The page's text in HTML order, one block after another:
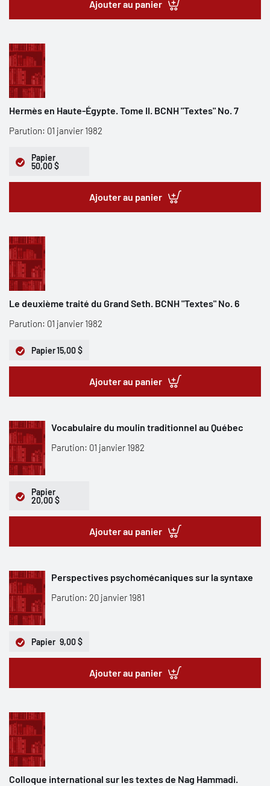
Ajouter au panier
Hermès en Haute-Égypte. Tome II. BCNH "Textes" No. 7
Parution: 01 janvier 1982
Papier
50,00 $
Ajouter au panier
Le deuxième traité du Grand Seth. BCNH "Textes" No. 6
Parution: 01 janvier 1982
Papier15,00 $
Ajouter au panier
Vocabulaire du moulin traditionnel au Québec
Parution: 01 janvier 1982
Papier
20,00 $
Ajouter au panier
Perspectives psychomécaniques sur la syntaxe
Parution: 20 janvier 1981
Papier 9,00 $
Ajouter au panier
Colloque international sur les textes de Nag Hammadi.